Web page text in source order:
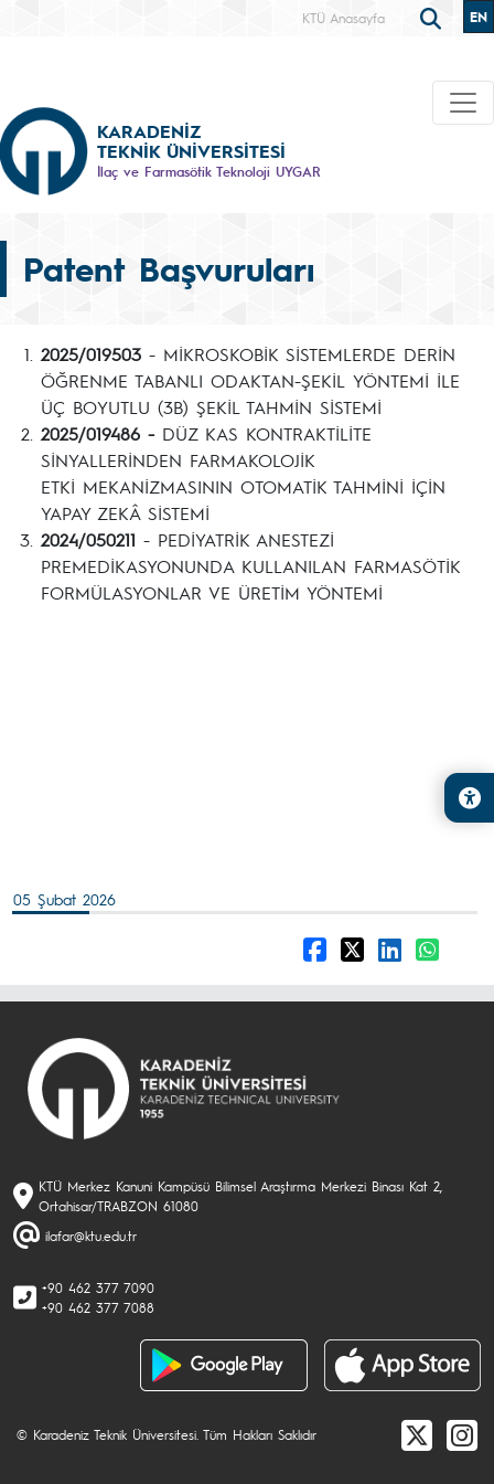
KTÜ Anasayfa EN
KARADENİZ
TEKNİK ÜNİVERSİTESİ
İlaç ve Farmasötik Teknoloji UYGAR
Patent Başvuruları
2025/019503 - MİKROSKOBİK SİSTEMLERDE DERİN
ÖĞRENME TABANLI ODAKTAN-ŞEKİL YÖNTEMİ İLE
ÜÇ BOYUTLU (3B) ŞEKİL TAHMİN SİSTEMİ
2025/019486 - DÜZ KAS KONTRAKTİLİTE
SİNYALLERİNDEN FARMAKOLOJİK
ETKİ MEKANİZMASININ OTOMATİK TAHMİNİ İÇİN
YAPAY ZEKÂ SİSTEMİ
2024/050211 - PEDİYATRİK ANESTEZİ
PREMEDİKASYONUNDA KULLANILAN FARMASÖTİK
FORMÜLASYONLAR VE ÜRETİM YÖNTEMİ
05 Şubat 2026
KTÜ Merkez Kanuni Kampüsü Bilimsel Araştırma Merkezi Binası Kat 2,
Ortahisar/TRABZON 61080
ilafar@ktu.edu.tr
+90 462 377 7090
+90 462 377 7088
© Karadeniz Teknik Üniversitesi. Tüm Hakları Saklıdır